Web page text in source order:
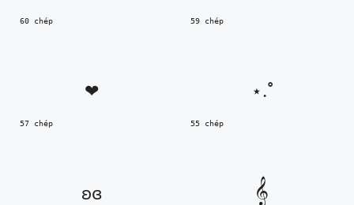
60 chép 59 chép
57 chép
❤︎
55 chép
⋆.˚
ʚɞ 𝄞